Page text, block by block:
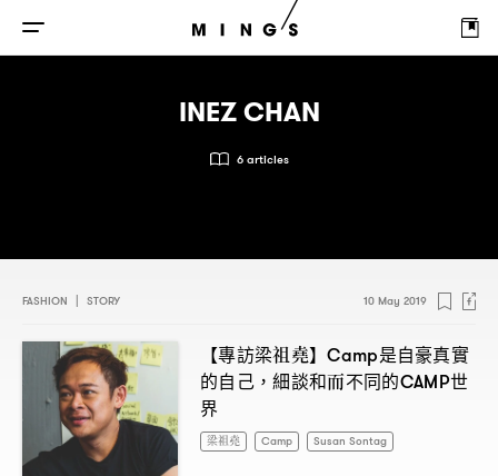
INEZ CHAN
6 articles
FASHION STORY 10 May 2019
【專訪梁祖堯】Camp是自豪真實
的自己，細談和而不同的CAMP世
界
梁祖堯 Camp Susan Sontag